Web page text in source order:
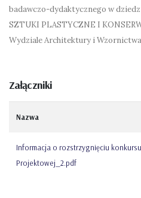
badawczo-dydaktycznego w
SZTUKІ PLASTYCZNE I
Wydziale Architektury i
Załączniki
Nazwa
Informacja o rozstrzygnięciu
Projektowej_2.pdf